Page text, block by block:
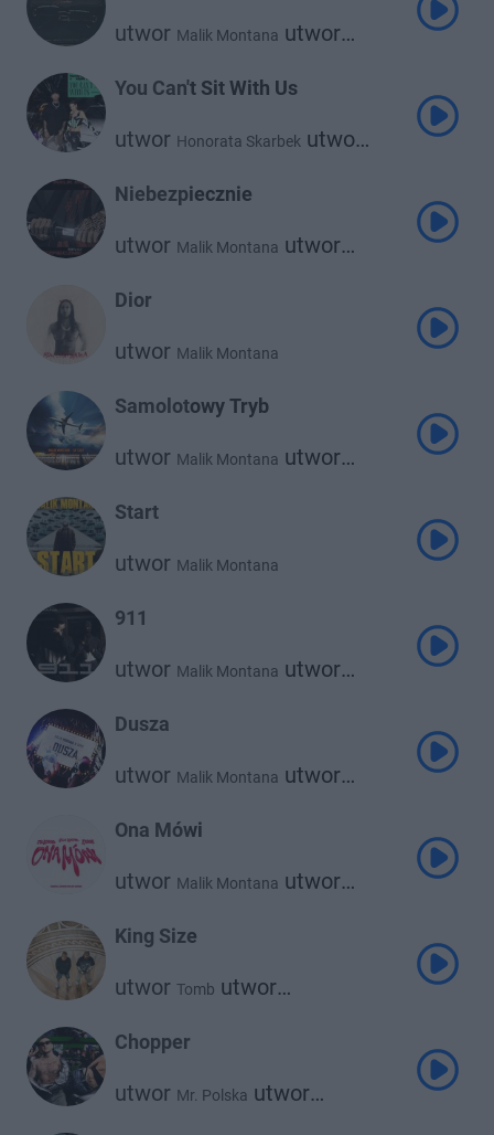
utwor Malik Montana utwor
utwor Josef Bratan
You Can't Sit With Us
utwor Honorata Skarbek utwor
Niebezpiecznie
utwor Malik Montana utwor
Dior
utwor Malik Montana
Samolotowy Tryb
utwor Malik Montana utwor
Start
utwor Malik Montana
911
utwor Malik Montana utwor
Dusza
utwor Malik Montana utwor
Ona Mówi
utwor Malik Montana utwor
King Size
utwor Tomb utwor
Chopper
utwor Mr. Polska utwor